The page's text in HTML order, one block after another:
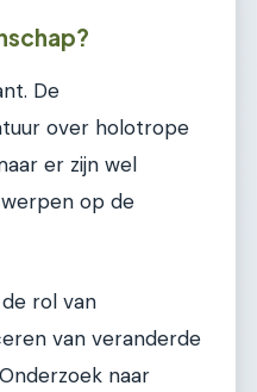
De
over holotrope
er zijn wel
op de
rol van
van veranderde
naar